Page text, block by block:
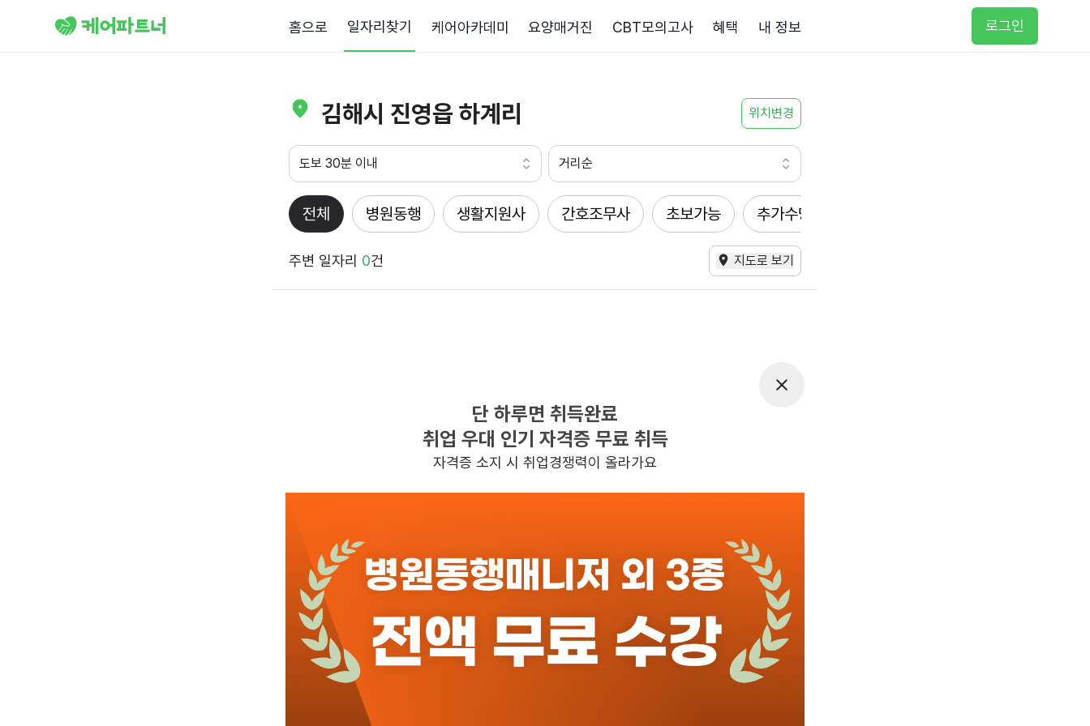
홈으로 일자리찾기 케어아카데미 요양매거진 CBT모의고사 혜택 내 정보 로그인
김해시 진영읍 하계리 위치변경
도보 30분 이내 거리순
전체 병원동행 생활지원사 간호조무사 초보가능 추가수당
주변 일자리 0건 지도로 보기
찾으시는 조건의 일자리가 없습니다
더욱더 노력하는 케어파트너가 되겠습니다.
단 하루면 취득완료
취업 우대 인기 자격증 무료 취득
자격증 소지 시 취업경쟁력이 올라가요